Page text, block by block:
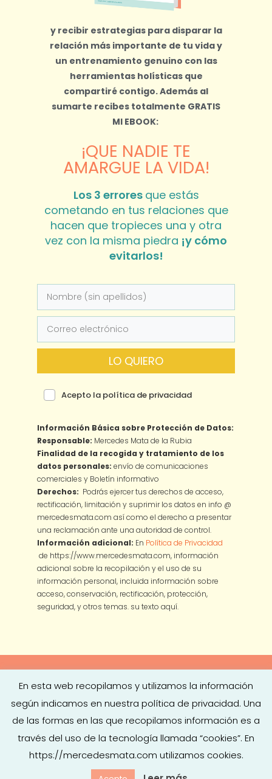
y recibir estrategias para disparar la
relación más importante de tu vida y
un entrenamiento genuino con las
herramientas holísticas que
compartiré contigo.Además al
sumarte recibes totalmente GRATIS
MI EBOOK:
¡QUE NADIE TE
AMARGUE LA VIDA!
Los 3 errores que estás
cometando en tus relaciones que
hacen que tropieces una y otra
vez con la misma piedra ¡y cómo
evitarlos!
LO QUIERO
Acepto la política de privacidad
Información Básica sobre Protección de Datos:
Responsable: Mercedes Mata de la Rubia
Finalidad de la recogida y tratamiento de los
datos personales: envío de comunicaciones
comerciales y Boletín informativo
Derechos: Podrás ejercer tus derechos de acceso,
rectificación, limitación y suprimir los datos en info @
mercedesmata.com así como el derecho a presentar
una reclamación ante una autoridad de control.
Información adicional: En Política de Privacidad
de https://www.mercedesmata.com, información
adicional sobre la recopilación y el uso de su
información personal, incluida información sobre
acceso, conservación, rectificación, protección,
seguridad, y otros temas. su texto aquí.
Copyright © 2026 Mercedes Mata Aviso legal
Política de
Política de Cookies
Contratación| DiseñoTurkesa Estudio
En esta web recopilamos y utilizamos la información
según indicamos en nuestra política de privacidad. Una
de las formas en las que recopilamos información es a
través del uso de la tecnología llamada “cookies”. En
https://mercedesmata.com utilizamos cookies.